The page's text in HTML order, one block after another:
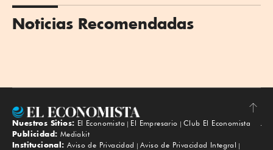
Noticias Recomendadas
Subir
Nuestros Sitios: El Economista El Empresario
Club El Economista
Publicidad: Mediakit
Institucional: Aviso de Privacidad
Aviso de Privacidad Integral